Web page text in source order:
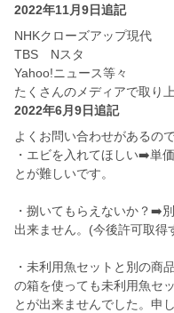
2022年11月9日追記
NHKクローズアップ現代
TBS Nスタ
Yahoo!ニュース等々
たくさんのメディアで取り
2022年6月9日追記
よくお問い合わせがあるの
・エビを入れてほしい➡️単
とが難しいです。
・捌いてもらえないか？➡️
出来ません。(今後許可取得
・未利用魚セットと別の
の箱を使っても未利用魚セ
とが出来ませんでした。申